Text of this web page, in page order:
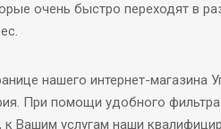
очень быстро переходят в
нашего интернет-магазина
При помощи удобного
Вашим услугам наши